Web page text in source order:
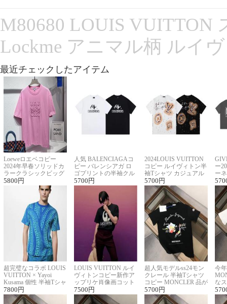
M80680 LOUIS VUITTON
Lockme アニマル柄 ルイ
最近チェックしたアイテム
Loeweロエベコピー
2024年早春ソリッドカ
ラークラシックビッグ
ロゴ刺繍Tシャツ
5800 円
人気 BALENCIAGAコ
ピー バレンシアガ ロ
ゴプリントの半袖クル
ーネックTシャツ
5700 円
2024LOUIS VUITTON
コピー ルイヴィトン半
袖Tシャツ カジュアル
に馴染む 2色展開
5700 円
ー
ー
ー
超完璧なコラボ LOUIS
VUITTON × Yayoi
Kusama 個性 半袖Tシャ
ツコピー男女兼用
7800 円
LOUIS VUITTON ルイ
ヴィトンコピー新作ア
ップリケ肖像画コット
ンニット半袖Tシャツ
7500 円
超人気モデルss24モン
クレール 半袖Tシャツ
コピー MONCLER 品が
良く見た目
5700 円
今
な
ル